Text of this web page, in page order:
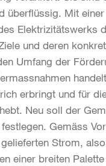
überflüssig. Mit einer
Elektrizitätswerks
und deren
Umfang der
erbringt und für
Neu soll der
Gemäss
Strom,
einer breiten